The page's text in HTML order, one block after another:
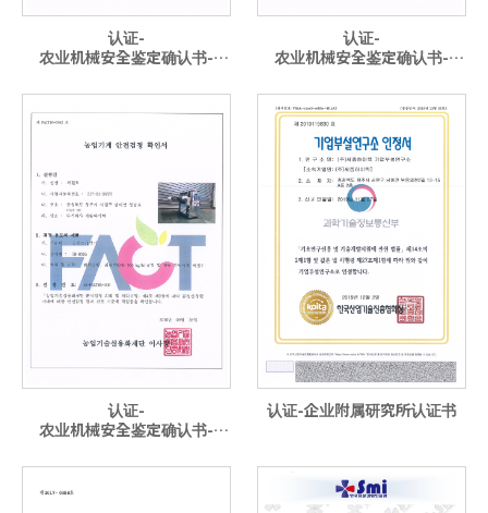
认证-
农业机械安全鉴定确认书-
认证-
农业机械安全鉴定确认书-
认证-
农业机械安全鉴定确认书-
认证-企业附属研究所认证书